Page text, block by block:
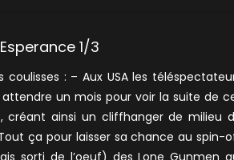
1/3
coulisses : – Aux USA les
un mois pour voir la suite de
créant ainsi un cliffhanger de milieu
ça pour laisser sa chance au spin-
sorti de l’oeuf) des Lone Gunmen